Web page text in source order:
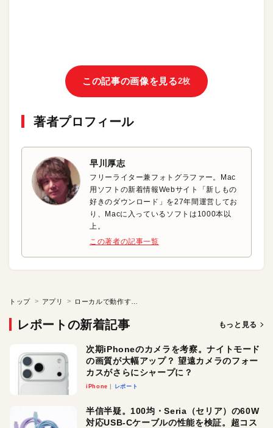
この記事の画像を見る2枚
著者プロフィール
早川厚志
フリーライター兼フォトグラファー。Mac
用ソフトの新着情報Webサイト「新しもの
好きのダウンロード」を27年間運営してお
り、Macに入っているソフトは1000本以
上。
この著者の記事一覧
トップ アプリ
レポートの新着記事 もっと見る
次期iPhoneのカメラを考察。ナイトモード
の画質が大幅アップ？ 望遠カメラのフォー
カスがさらにシャープに？
iPhone レポート
半信半疑。100均・Seria（セリア）の60W
対応USB-Cケーブルの性能を検証。超コス